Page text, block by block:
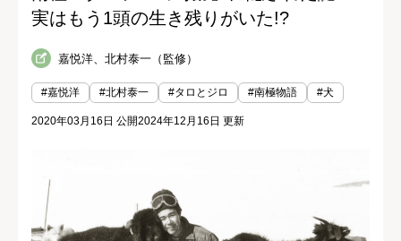
実はもう1頭の生き残りがいた!?
嘉悦洋、北村泰一（監修）
#嘉悦洋 #北村泰一 #タロとジロ #南極物語 #犬
2020年03月16日 公開2024年12月16日 更新